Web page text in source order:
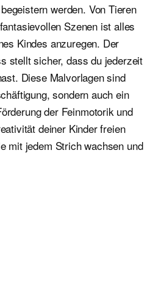
werden. Von Tieren
Szenen ist alles
Kindes anzuregen. Der
stellt sicher, dass du jederzeit
Diese Malvorlagen sind
sondern auch ein
der Feinmotorik und
deiner Kinder freien
mit jedem Strich wachsen und